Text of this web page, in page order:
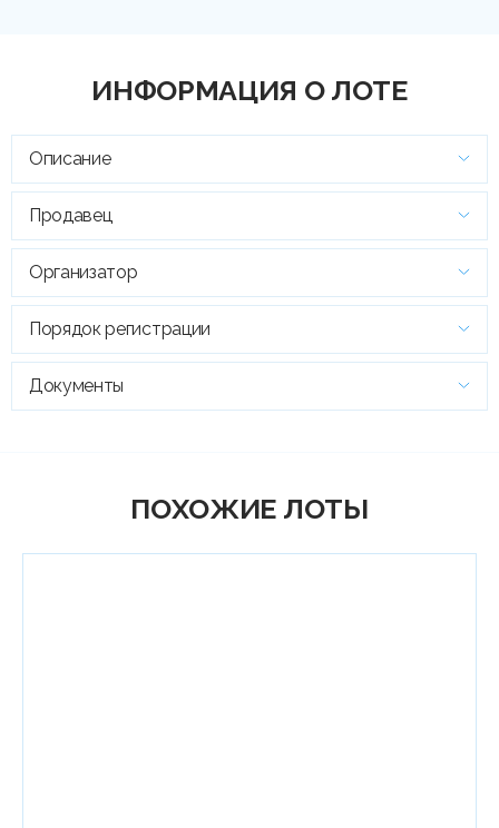
ИНФОРМАЦИЯ О ЛОТЕ
Описание
Продавец
Организатор
Порядок регистрации
Документы
ПОХОЖИЕ ЛОТЫ